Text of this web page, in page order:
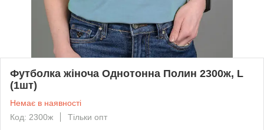
Футболка жіноча Однотонна Полин 2300ж, L
(1шт)
Немає в наявності
Код: 2300ж
Тільки опт